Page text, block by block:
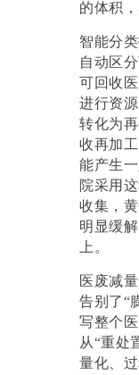
的体积
智能分
自动区
可回收
进行资
转化为
收再加
能产生
院采用
收集，
明显缓
上。
医废减
告别了“
写整个
从“重处
量化、